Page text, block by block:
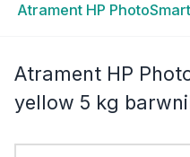
Atrament HP
Atrament HP
yellow 5 kg